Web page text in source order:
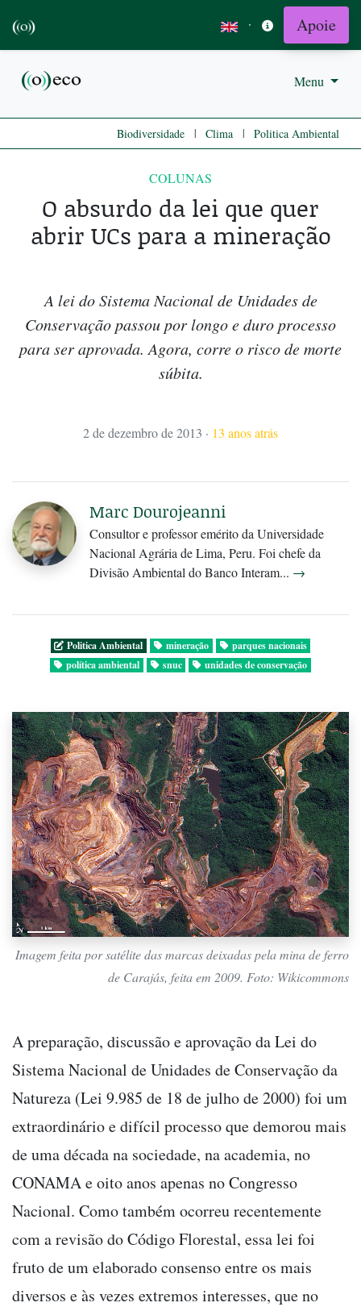
· Apoie
Menu
Biodiversidade | Clima | Politica Ambiental
COLUNAS
O absurdo da lei que quer
abrir UCs para a mineração
A lei do Sistema Nacional de Unidades de
Conservação passou por longo e duro processo
para ser aprovada. Agora, corre o risco de morte
súbita.
2 de dezembro de 2013 · 13 anos atrás
Marc Dourojeanni
Consultor e professor emérito da Universidade
Nacional Agrária de Lima, Peru. Foi chefe da
Divisão Ambiental do Banco Interam... →
Politica Ambiental mineração
parques nacionais
política ambiental
snuc unidades de conservação
Imagem feita por satélite das marcas deixadas pela mina de ferro
de Carajás, feita em 2009. Foto: Wikicommons
A preparação, discussão e aprovação da Lei do
Sistema Nacional de Unidades de Conservação da
Natureza (Lei 9.985 de 18 de julho de 2000) foi um
extraordinário e difícil processo que demorou mais
de uma década na sociedade, na academia, no
CONAMA e oito anos apenas no Congresso
Nacional. Como também ocorreu recentemente
com a revisão do Código Florestal, essa lei foi
fruto de um elaborado consenso entre os mais
diversos e às vezes extremos interesses, que no